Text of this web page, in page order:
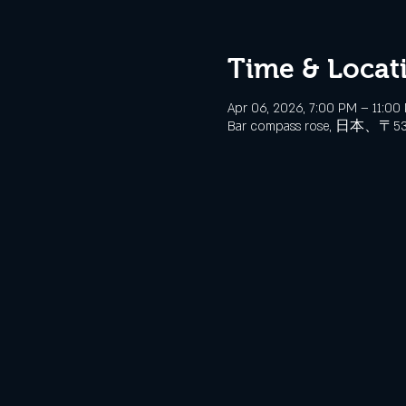
Time &
Apr 06, 2026, 7:00 PM – 11:00
Bar compass rose, 日本、〒